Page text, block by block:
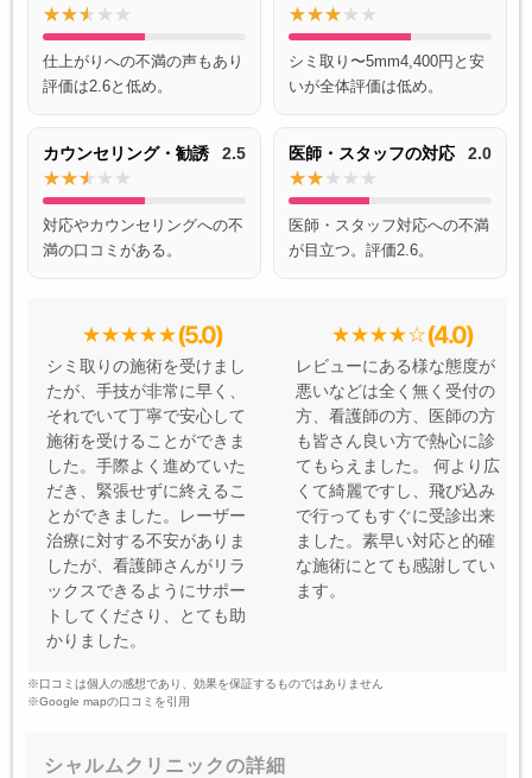
仕上がりへの不満の声もあり
評価は2.6と低め。
シミ取り〜5mm4,400円と安
いが全体評価は低め。
カウンセリング・勧誘 2.5
対応やカウンセリングへの不
満の口コミがある。
医師・スタッフの対応 2.0
医師・スタッフ対応への不満
が目立つ。評価2.6。
(5.0)
シミ取りの施術を受けまし
たが、手技が非常に早く、
それでいて丁寧で安心して
施術を受けることができま
した。手際よく進めていた
だき、緊張せずに終えるこ
とができました。レーザー
治療に対する不安がありま
したが、看護師さんがリラ
ックスできるようにサポー
トしてくださり、とても助
かりました。
(4.0)
レビューにある様な態度が
悪いなどは全く無く受付の
方、看護師の方、医師の方
も皆さん良い方で熱心に診
てもらえました。 何より広
くて綺麗ですし、飛び込み
で行ってもすぐに受診出来
ました。素早い対応と的確
な施術にとても感謝してい
ます。
※口コミは個人の感想であり、効果を保証するものではありません
※Google mapの口コミを引用
シャルムクリニックの詳細